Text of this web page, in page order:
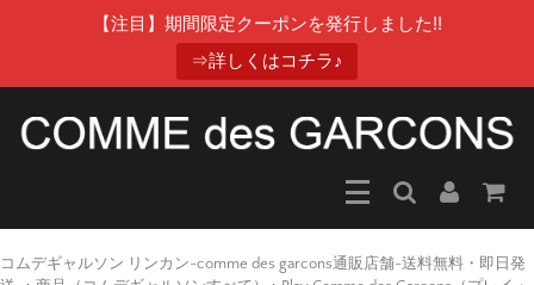
【注目】期間限定クーポンを発行しました!!
⇒詳しくはコチラ♪
コムデギャルソン リンカン-comme des garcons通販店舗-送料無料・即日発